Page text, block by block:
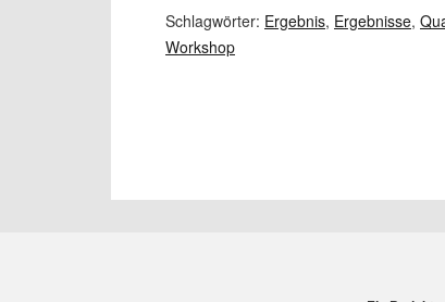
Schlagwörter: Ergebnis, Ergebnisse,
Workshop